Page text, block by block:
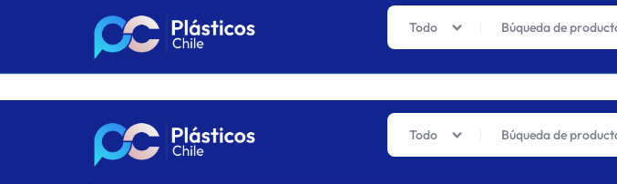
Los precios actuales sufrirán un aumento
Todo
Todo